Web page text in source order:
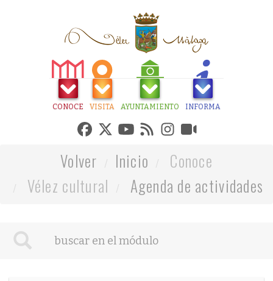
CONOCE VISITA AYUNTAMIENTO INFORMA
Volver Inicio
Conoce
Vélez cultural
Agenda de actividades